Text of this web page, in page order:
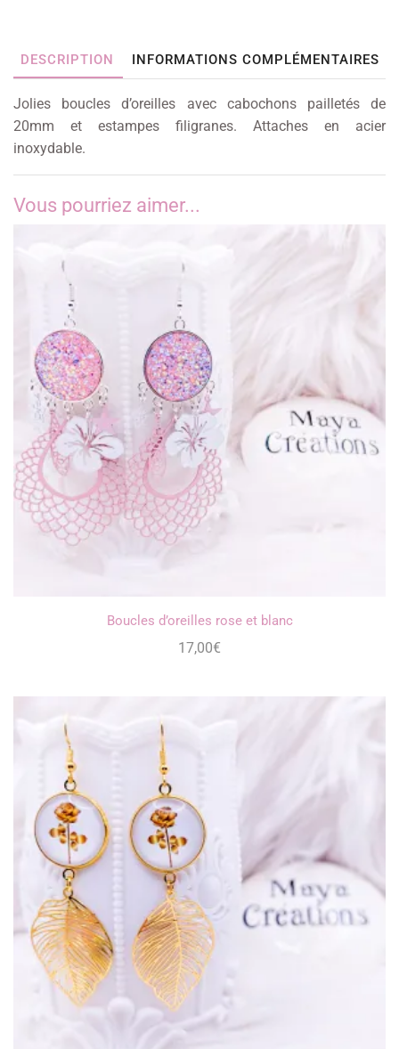
DESCRIPTION INFORMATIONS COMPLÉMENTAIRES
Jolies boucles d’oreilles avec cabochons pailletés de
20mm et estampes filigranes. Attaches en acier
inoxydable.
Vous pourriez aimer...
Boucles d’oreilles rose et blanc
17,00€